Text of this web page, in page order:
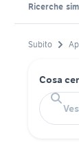
Ricerche
Subito
Cosa